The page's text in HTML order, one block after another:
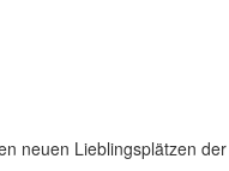
neuen Lieblingsplätzen der